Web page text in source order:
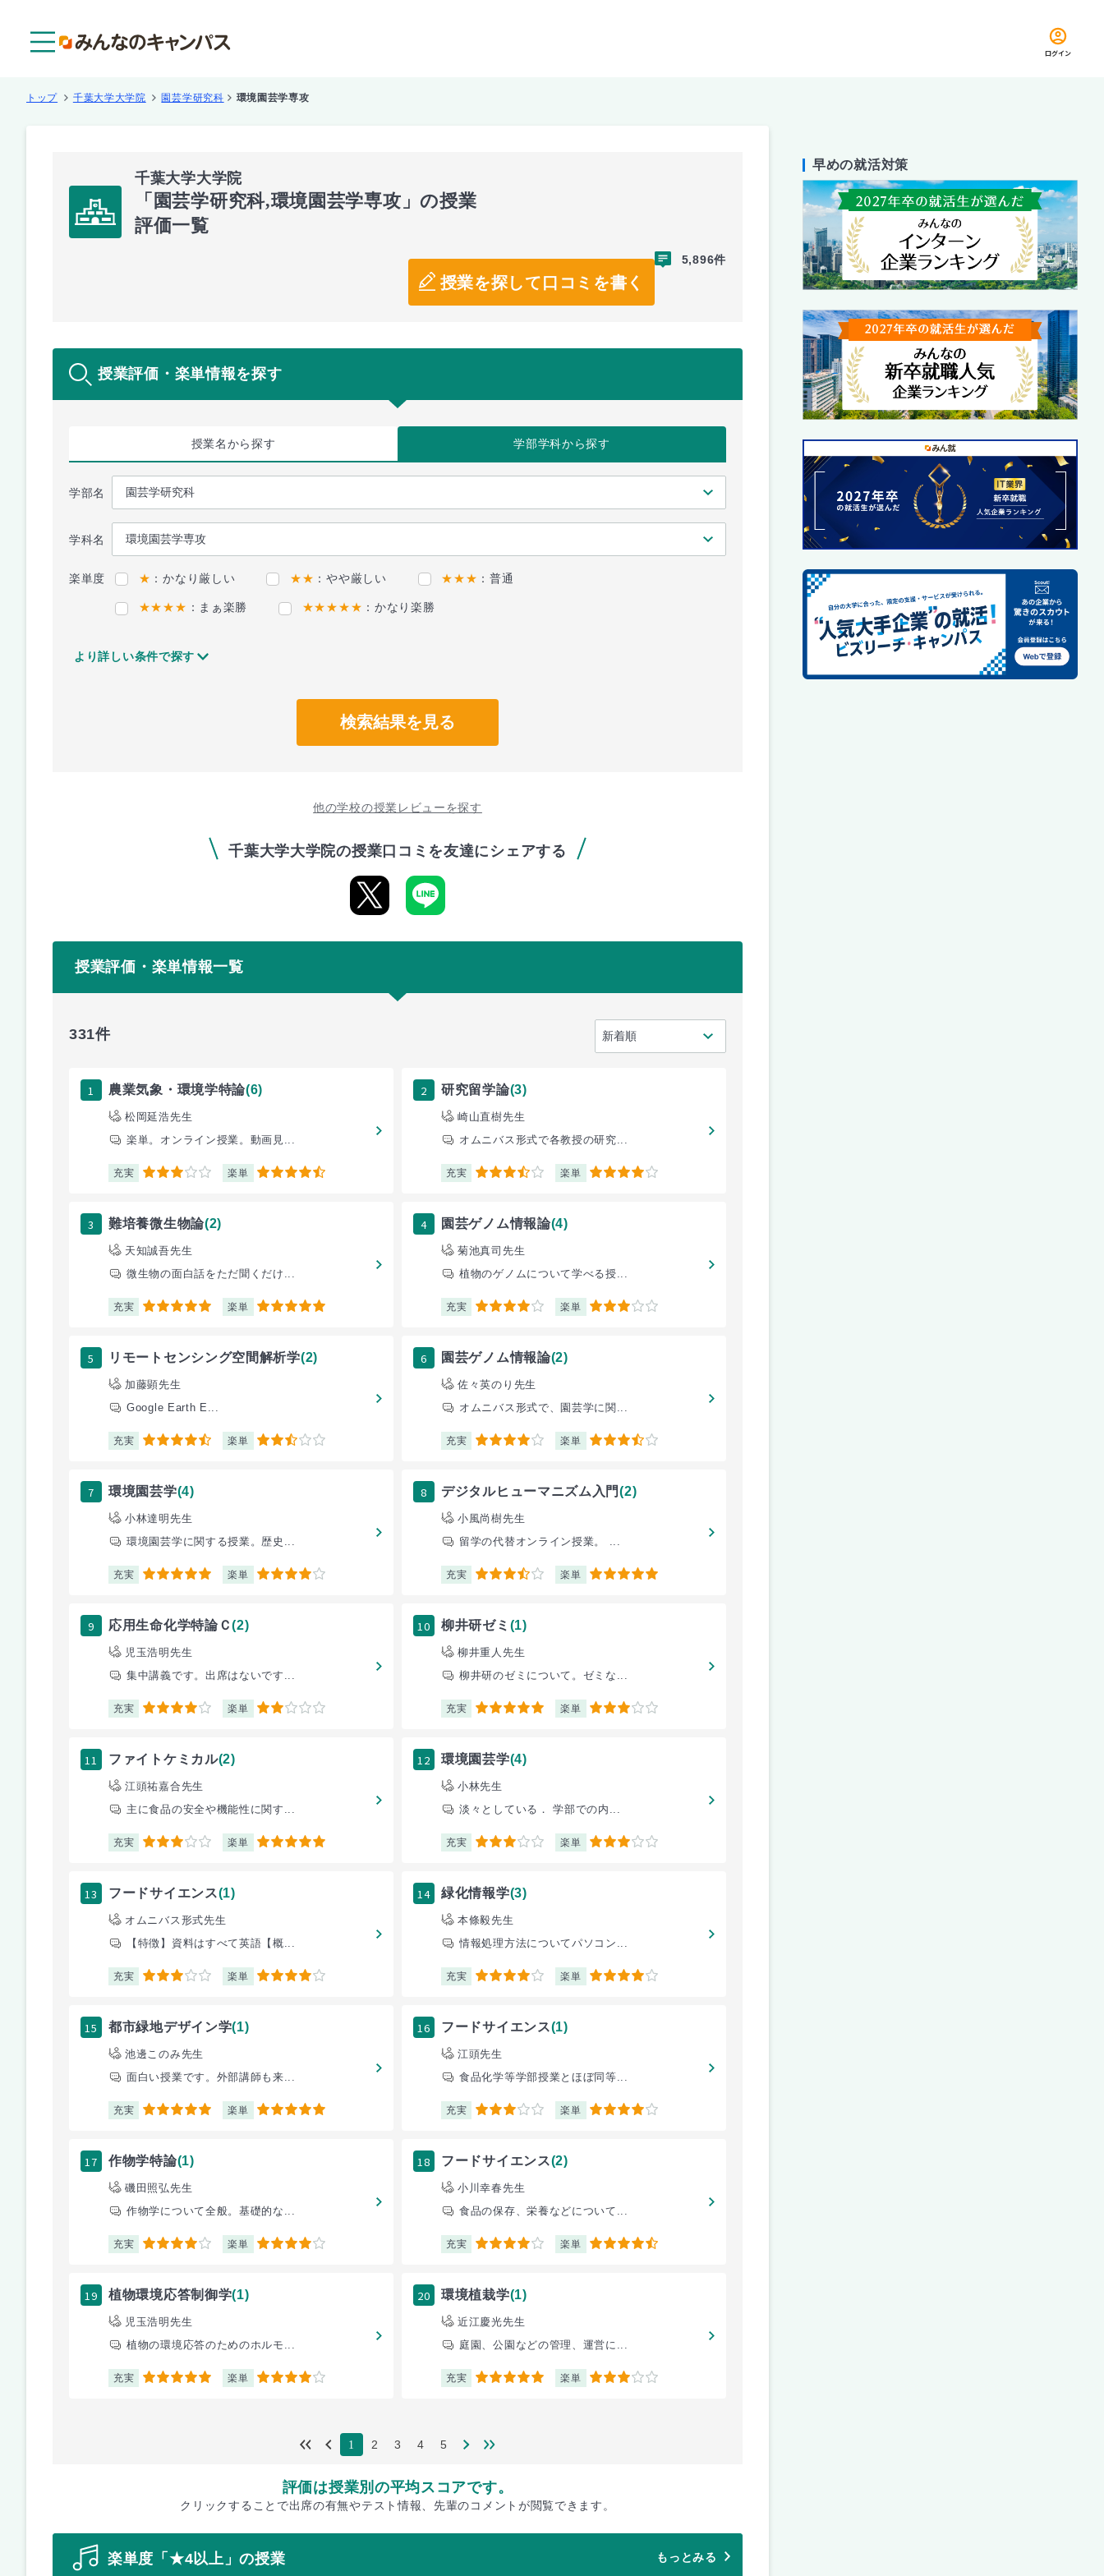
ログイン
トップ 千葉大学大学院 園芸学研究科 環境園芸学専攻
千葉大学大学院
「園芸学研究科,環境園芸学専攻」の授業
評価一覧
授業を探して口コミを書く
5,896件
授業評価・楽単情報を探す
授業名から探す 学部学科から探す
学部名
学科名
楽単度 ★ ：かなり厳しい ★★ ：やや厳しい ★★★ ：普通
★★★★ ：まぁ楽勝 ★★★★★ ：かなり楽勝
より詳しい条件で探す
検索結果を見る
他の学校の授業レビューを探す
千葉大学大学院の授業口コミを友達にシェアする
授業評価・楽単情報一覧
331件
1 農業気象・環境学特論(6)
松岡延浩先生
楽単。オンライン授業。動画見...
充実 3 楽単 4.5
2 研究留学論(3)
崎山直樹先生
オムニバス形式で各教授の研究...
充実 3.5 楽単 4
3 難培養微生物論(2)
天知誠吾先生
微生物の面白話をただ聞くだけ...
充実 5 楽単 5
4 園芸ゲノム情報論(4)
菊池真司先生
植物のゲノムについて学べる授...
充実 4 楽単 3
5 リモートセンシング空間解析学(2)
加藤顕先生
Google Earth E...
充実 4.5 楽単 2.5
6 園芸ゲノム情報論(2)
佐々英のり先生
オムニバス形式で、園芸学に関...
充実 4 楽単 3.5
7 環境園芸学(4)
小林達明先生
環境園芸学に関する授業。歴史...
充実 5 楽単 4
8 デジタルヒューマニズム入門(2)
小風尚樹先生
留学の代替オンライン授業。 ...
充実 3.5 楽単 5
9 応用生命化学特論Ｃ(2)
児玉浩明先生
集中講義です。出席はないです...
充実 4 楽単 2
10 柳井研ゼミ (1)
柳井重人先生
柳井研のゼミについて。ゼミな...
充実 5 楽単 3
11 ファイトケミカル(2)
江頭祐嘉合先生
主に食品の安全や機能性に関す...
充実 3 楽単 5
12 環境園芸学(4)
小林先生
淡々としている． 学部での内...
充実 3 楽単 3
13 フードサイエンス(1)
オムニバス形式先生
【特徴】資料はすべて英語【概...
充実 3 楽単 4
14 緑化情報学(3)
本條毅先生
情報処理方法についてパソコン...
充実 4 楽単 4
15 都市緑地デザイン学(1)
池邊このみ先生
面白い授業です。外部講師も来...
充実 5 楽単 5
16 フードサイエンス(1)
江頭先生
食品化学等学部授業とほぼ同等...
充実 3 楽単 4
17 作物学特論(1)
磯田照弘先生
作物学について全般。基礎的な...
充実 4 楽単 4
18 フードサイエンス(2)
小川幸春先生
食品の保存、栄養などについて...
充実 4 楽単 4.5
19 植物環境応答制御学(1)
児玉浩明先生
植物の環境応答のためのホルモ...
充実 5 楽単 4
20 環境植栽学(1)
近江慶光先生
庭園、公園などの管理、運営に...
充実 5 楽単 3
1 2 3 4 5
評価は授業別の平均スコアです。
クリックすることで出席の有無やテスト情報、先輩のコメントが閲覧できます。
楽単度「★4以上」の授業 もっとみる
早めの就活対策